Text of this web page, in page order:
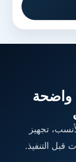
واضحة
تجهيز
قبل التنفيذ.